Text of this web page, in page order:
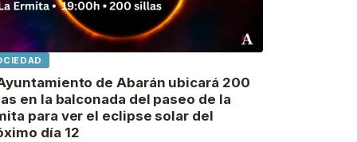
de Abarán ubicará 200
en la balconada del paseo de la
para ver el eclipse solar del
día 12